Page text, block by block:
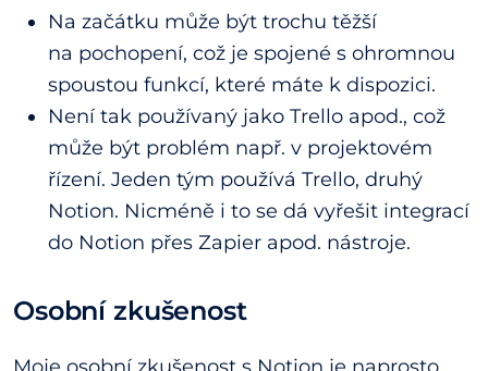
Na začátku může být trochu těžší
na pochopení, což je spojené s ohromnou
spoustou funkcí, které máte k dispozici.
Není tak používaný jako Trello apod., což
může být problém např. v projektovém
řízení. Jeden tým používá Trello, druhý
Notion. Nicméně i to se dá vyřešit integrací
do Notion přes Zapier apod. nástroje.
Osobní zkušenost